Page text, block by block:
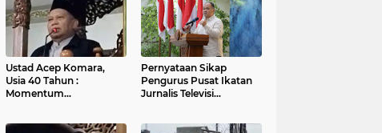
Ustad Acep Komara,
Usia 40 Tahun :
Momentum
Pernyataan Sikap
Pengurus Pusat Ikatan
Jurnalis Televisi